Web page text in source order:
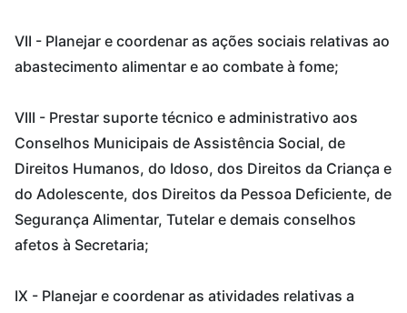
VII - Planejar e coordenar as ações sociais relativas ao
abastecimento alimentar e ao combate à fome;
VIII - Prestar suporte técnico e administrativo aos
Conselhos Municipais de Assistência Social, de
Direitos Humanos, do Idoso, dos Direitos da Criança e
do Adolescente, dos Direitos da Pessoa Deficiente, de
Segurança Alimentar, Tutelar e demais conselhos
afetos à Secretaria;
IX - Planejar e coordenar as atividades relativas a